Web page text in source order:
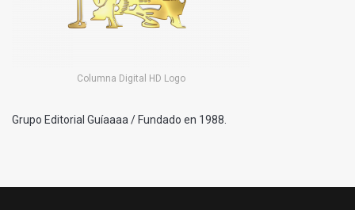
Columna Digital HD Logo
Grupo Editorial Guíaaaa / Fundado en 1988.